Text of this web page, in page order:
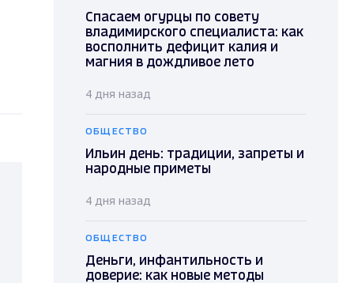
Спасаем огурцы по совету
владимирского специалиста: как
восполнить дефицит калия и
магния в дождливое лето
4 дня назад
ОБЩЕСТВО
Ильин день: традиции, запреты и
народные приметы
4 дня назад
ОБЩЕСТВО
Деньги, инфантильность и
доверие: как новые методы